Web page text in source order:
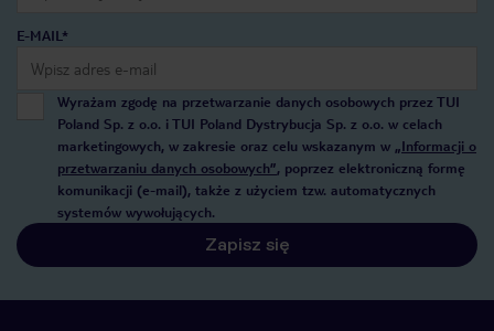
E-MAIL*
Wyrażam zgodę na przetwarzanie danych osobowych przez TUI
Poland Sp. z o.o. i TUI Poland Dystrybucja Sp. z o.o. w celach
marketingowych, w zakresie oraz celu wskazanym w „Informacji o
przetwarzaniu danych osobowych”, poprzez elektroniczną formę
komunikacji (e-mail), także z użyciem tzw. automatycznych
systemów wywołujących.
Zapisz się